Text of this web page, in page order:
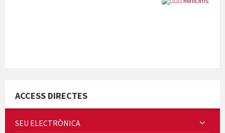
ACCESS DIRECTES
SEU ELECTRÒNICA